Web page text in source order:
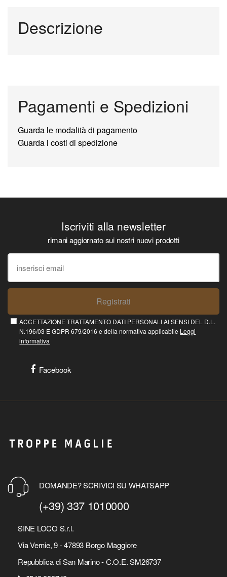
Descrizione
Pagamenti e Spedizioni
Guarda le modalità di pagamento
Guarda i costi di spedizione
Iscriviti alla newsletter
rimani aggiornato sui nostri nuovi prodotti
Registrati
ACCETTAZIONE TRATTAMENTO DATI PERSONALI AI SENSI DEL D.L.
N.196/03 E GDPR 679/2016 e della normativa applicabile Leggi
informativa
Facebook
DOMANDE? SCRIVICI SU WHATSAPP
(+39) 337 1010000
SINE LOCO S.r.l.
Via Vernie, 9 - 47893 Borgo Maggiore
Repubblica di San Marino - C.O.E. SM26737